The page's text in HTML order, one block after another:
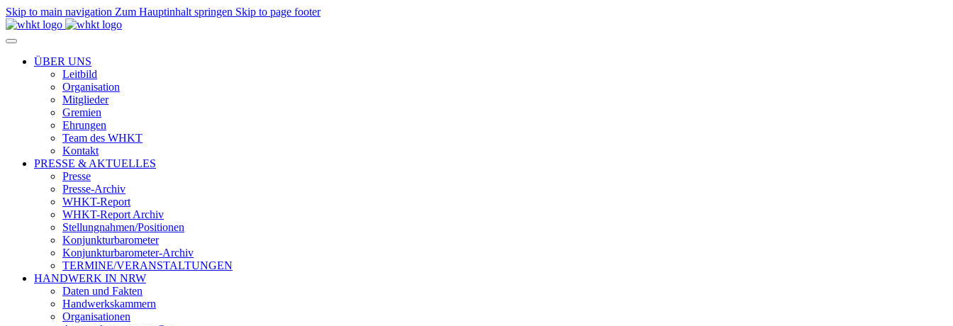
Skip to main navigation Zum Hauptinhalt springen Skip to page footer
ÜBER UNS
Leitbild
Organisation
Mitglieder
Gremien
Ehrungen
Team des WHKT
Kontakt
PRESSE & AKTUELLES
Presse
Presse-Archiv
WHKT-Report
WHKT-Report Archiv
Stellungnahmen/Positionen
Konjunkturbarometer
Konjunkturbarometer-Archiv
TERMINE/VERANSTALTUNGEN
HANDWERK IN NRW
Daten und Fakten
Handwerkskammern
Organisationen